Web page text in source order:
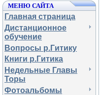
МЕНЮ САЙТА
Главная страница
Дистанционное
обучение
Вопросы р.Гитику
Книги р.Гитика
Недельные Главы
Торы
Фотоальбомы